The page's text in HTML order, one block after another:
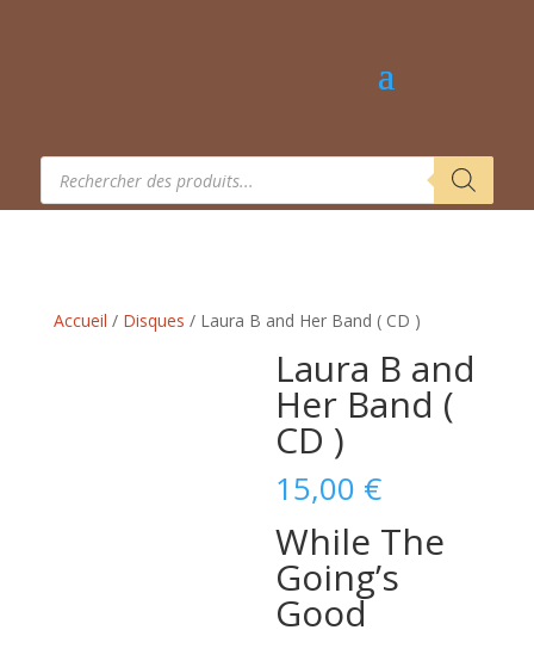
Recherche
produits
Accueil / Disques / Laura B and Her Band ( CD )
Laura B and
Her Band (
CD )
15,00 €
While The
Going’s
Good